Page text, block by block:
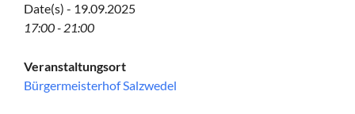
Date(s) - 19.09.2025
17:00 - 21:00
Veranstaltungsort
Bürgermeisterhof Salzwedel